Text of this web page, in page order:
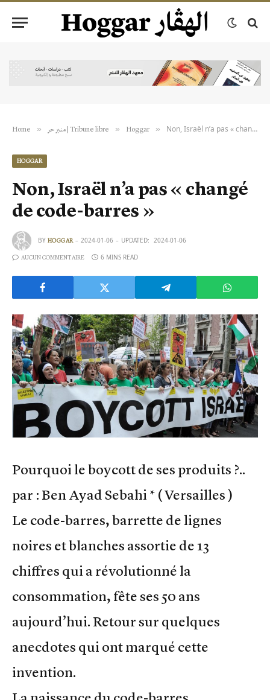
Home » منبر حر | Tribune libre » Hoggar » Non, Israël n’a pas « changé de code-barres »
HOGGAR
Non, Israël n’a pas « changé
de code-barres »
BY HOGGAR 2024-01-06 UPDATED: 2024-01-06
AUCUN COMMENTAIRE 6 MINS READ
Pourquoi le boycott de ses produits ?..
par : Ben Ayad Sebahi * ( Versailles )
Le code-barres, barrette de lignes
noires et blanches assortie de 13
chiffres qui a révolutionné la
consommation, fête ses 50 ans
aujourd’hui. Retour sur quelques
anecdotes qui ont marqué cette
invention.